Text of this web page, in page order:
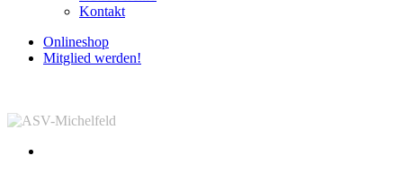
Kontakt
Onlineshop
Mitglied werden!